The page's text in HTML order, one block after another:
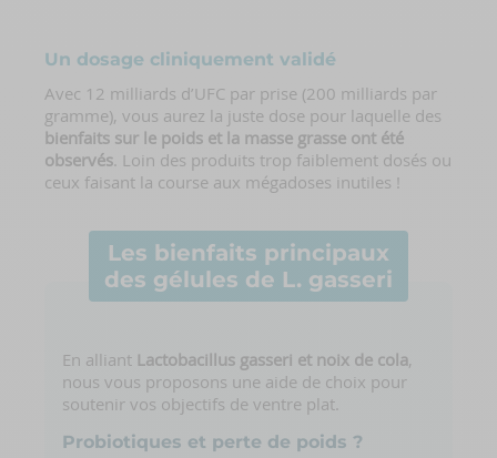
Un dosage cliniquement validé
Avec 12 milliards d’UFC par prise (200 milliards par
gramme), vous aurez la juste dose pour laquelle des
bienfaits sur le poids et la masse grasse ont été
observés . Loin des produits trop faiblement dosés ou
ceux faisant la course aux mégadoses inutiles !
Les bienfaits principaux
des gélules de L. gasseri
En alliant Lactobacillus gasseri et noix de cola,
nous vous proposons une aide de choix pour
soutenir vos objectifs de ventre plat.
Probiotiques et perte de poids ?